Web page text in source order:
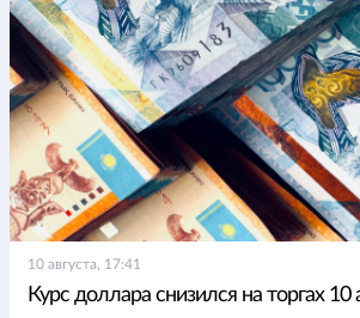
10 августа, 17:41
Курс доллара снизился на торгах 10